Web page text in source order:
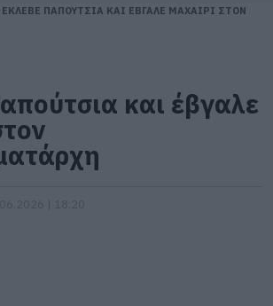
ΕΚΛΕΒΕ ΠΑΠΟΥΤΣΙΑ ΚΑΙ ΕΒΓΑΛΕ ΜΑΧΑΙΡΙ ΣΤΟΝ
και έβγαλε